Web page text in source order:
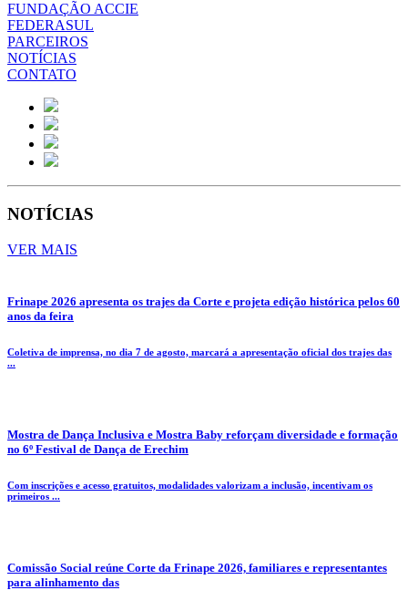
FUNDAÇÃO ACCIE
FEDERASUL
PARCEIROS
NOTÍCIAS
CONTATO
NOTÍCIAS
VER MAIS
Frinape 2026 apresenta os trajes da Corte e projeta edição histórica pelos 60
anos da feira
Coletiva de imprensa, no dia 7 de agosto, marcará a apresentação oficial dos trajes das
...
Mostra de Dança Inclusiva e Mostra Baby reforçam diversidade e formação
no 6º Festival de Dança de Erechim
Com inscrições e acesso gratuitos, modalidades valorizam a inclusão, incentivam os
primeiros ...
Comissão Social reúne Corte da Frinape 2026, familiares e representantes
para alinhamento das